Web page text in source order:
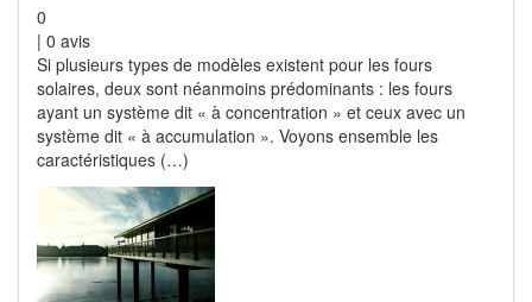
0
| 0 avis
Si plusieurs types de modèles existent pour les fours
solaires, deux sont néanmoins prédominants : les fours
ayant un système dit « à concentration » et ceux avec un
système dit « à accumulation ». Voyons ensemble les
caractéristiques (…)